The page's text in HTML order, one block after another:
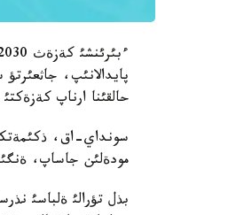
پايدالانئپ،
حالقئنا ارناپ
مودةلئن جاساپ،
بذل تؤرالئ ةلباسئ